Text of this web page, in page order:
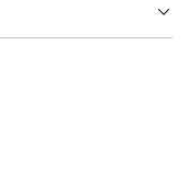
ombra; ferro tiepido